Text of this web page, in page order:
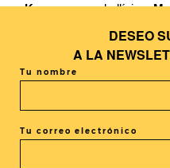
Kwancon una bellísima
estuvo marcada por los
personal.
DESEO
A LA
Tu nombre
Tu correo electrónico